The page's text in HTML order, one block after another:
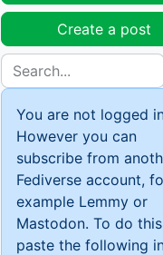
Create a post
You are not logged
However you can
subscribe from
Fediverse account,
example Lemmy or
Mastodon. To do
paste the following